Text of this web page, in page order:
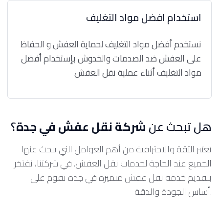
استخدام افضل مواد التغليف
نستخدم أفضل مواد التغليف لحماية العفش و الحفاظ
على العفش ضد الصدمات والخدوش بإستخدام أفضل
مواد التغليف أثناء عملية نقل العفش
هل تبحث عنشركة نقل عفش في جدة؟
تعتبر الثقة والاحترافية من أهم العوامل التي يبحث عنها
الجميع عند الحاجة لخدمات نقل العفش. في شركتنا، نفتخر
بتقديم خدمة نقل عفش متميزة في جدة تقوم على
أساس الجودة والدقة.